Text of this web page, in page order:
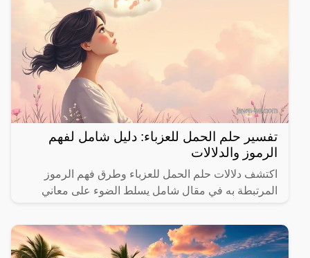
تفسير حلم الحمل للعزباء: دليل شامل لفهم
الرموز والدلالات
اكتشف دلالات حلم الحمل للعزباء وطرق فهم الرموز
المرتبطة به في مقال شامل يسلط الضوء على معاني